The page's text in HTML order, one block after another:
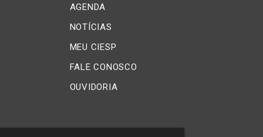
AGENDA
NOTÍCIAS
MEU CIESP
FALE CONOSCO
OUVIDORIA